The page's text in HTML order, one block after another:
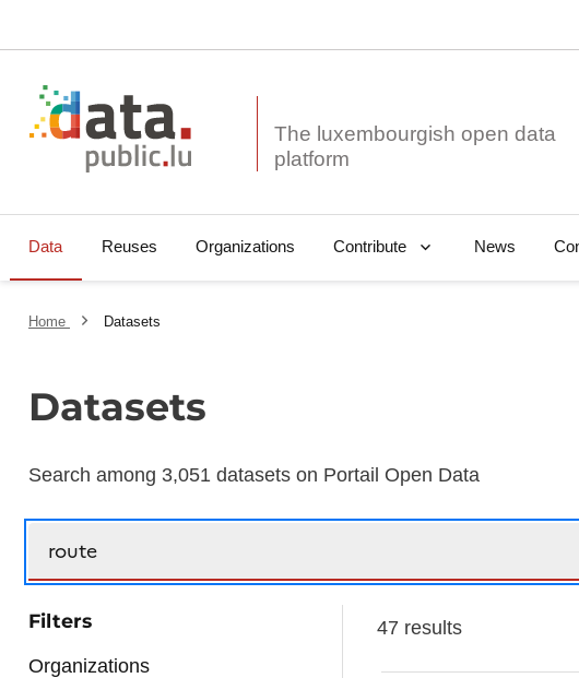
The luxembourgish open data
Data Reuses Organizations Contribute News
Home Datasets
Datasets
Search among 3,051 datasets on Portail Open Data
Filters
Organizations
47 results